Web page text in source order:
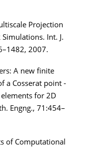
Projection
Int. J.
2007.
A new finite
a Cosserat point -
for 2D
Engng., 71:454–
of Computational